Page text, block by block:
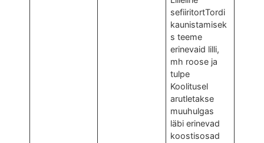
sefiiritortTordi
kaunistamisek
s teeme
erinevaid lilli,
mh roose ja
tulpe
Koolitusel
arutletakse
muuhulgas
läbi erinevad
koostisosad